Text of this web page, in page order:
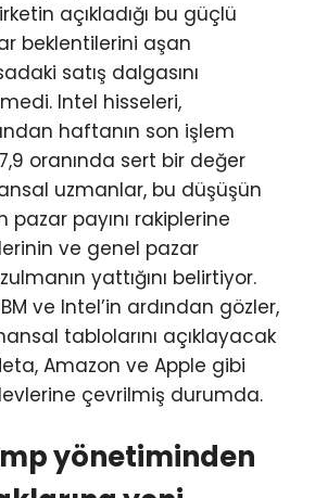
açıkladığı bu güçlü
beklentilerini aşan
satış dalgasını
Intel hisseleri,
haftanın son işlem
oranında sert bir değer
uzmanlar, bu düşüşün
pazar payını rakiplerine
ve genel pazar
yattığını belirtiyor.
ve Intel’in ardından gözler,
tablolarını açıklayacak
Amazon ve Apple gibi
çevrilmiş durumda.
yönetiminden